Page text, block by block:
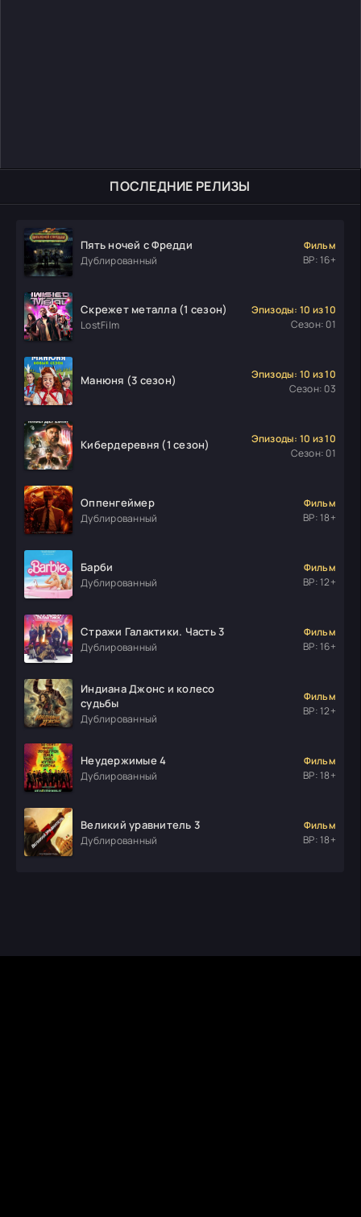
ПОСЛЕДНИЕ РЕЛИЗЫ
Пять ночей с Фредди
Дублированный
Фильм
ВР: 16+
Скрежет металла (1 сезон)
LostFilm
Эпизоды: 10 из 10
Сезон: 01
Манюня (3 сезон)
Эпизоды: 10 из 10
Сезон: 03
Кибердеревня (1 сезон)
Эпизоды: 10 из 10
Сезон: 01
Оппенгеймер
Дублированный
Фильм
ВР: 18+
Барби
Дублированный
Фильм
ВР: 12+
Стражи Галактики. Часть 3
Дублированный
Фильм
ВР: 16+
Индиана Джонс и колесо
судьбы
Дублированный
Фильм
ВР: 12+
Неудержимые 4
Дублированный
Фильм
ВР: 18+
Великий уравнитель 3
Дублированный
Фильм
ВР: 18+